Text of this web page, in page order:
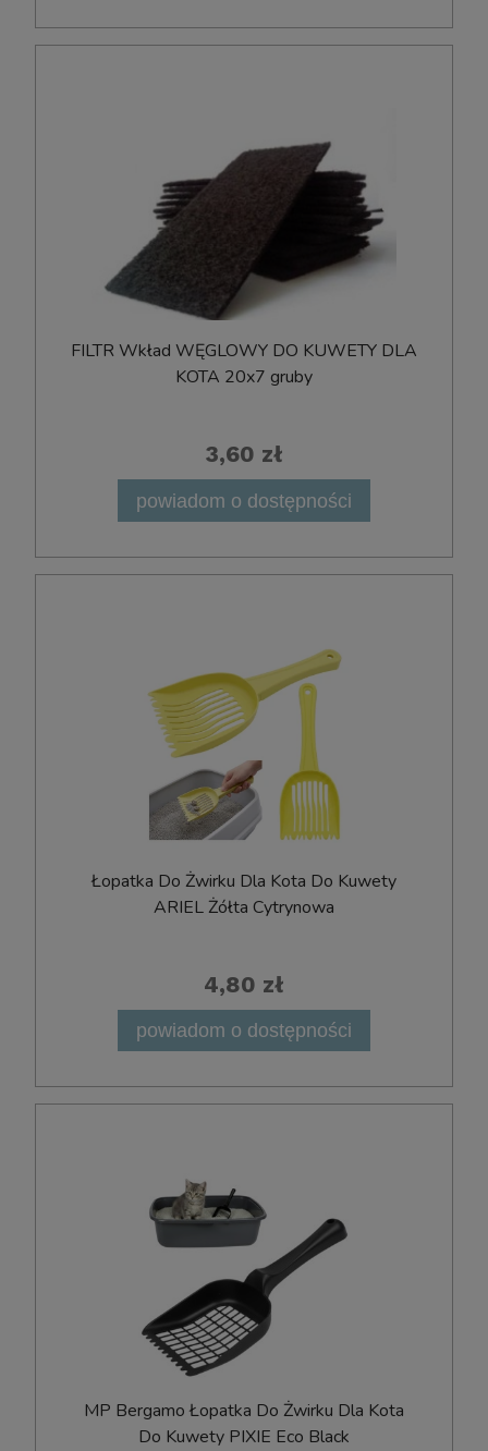
FILTR Wkład WĘGLOWY DO KUWETY DLA
KOTA 20x7 gruby
3,60 zł
powiadom o dostępności
Łopatka Do Żwirku Dla Kota Do Kuwety
ARIEL Żółta Cytrynowa
4,80 zł
powiadom o dostępności
MP Bergamo Łopatka Do Żwirku Dla Kota
Do Kuwety PIXIE Eco Black